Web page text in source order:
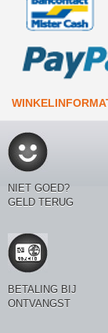
NIET GOED?
GELD TERUG
BETALING BIJ
ONTVANGST